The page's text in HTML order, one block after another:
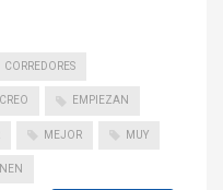
CORREDORES
CREO EMPIEZAN
MEJOR MUY